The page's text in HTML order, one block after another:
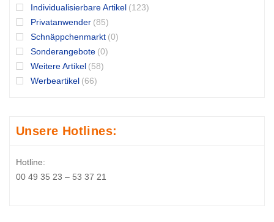
Individualisierbare Artikel (123)
Privatanwender (85)
Schnäppchenmarkt (0)
Sonderangebote (0)
Weitere Artikel (58)
Werbeartikel (66)
Unsere Hotlines:
Hotline:
00 49 35 23 – 53 37 21